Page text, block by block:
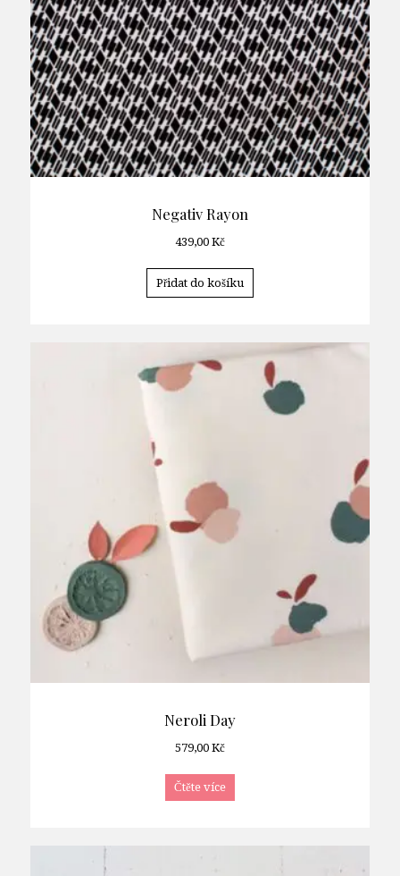
Negativ Rayon
439,00 Kč
Přidat do košíku
Neroli Day
579,00 Kč
Čtěte více